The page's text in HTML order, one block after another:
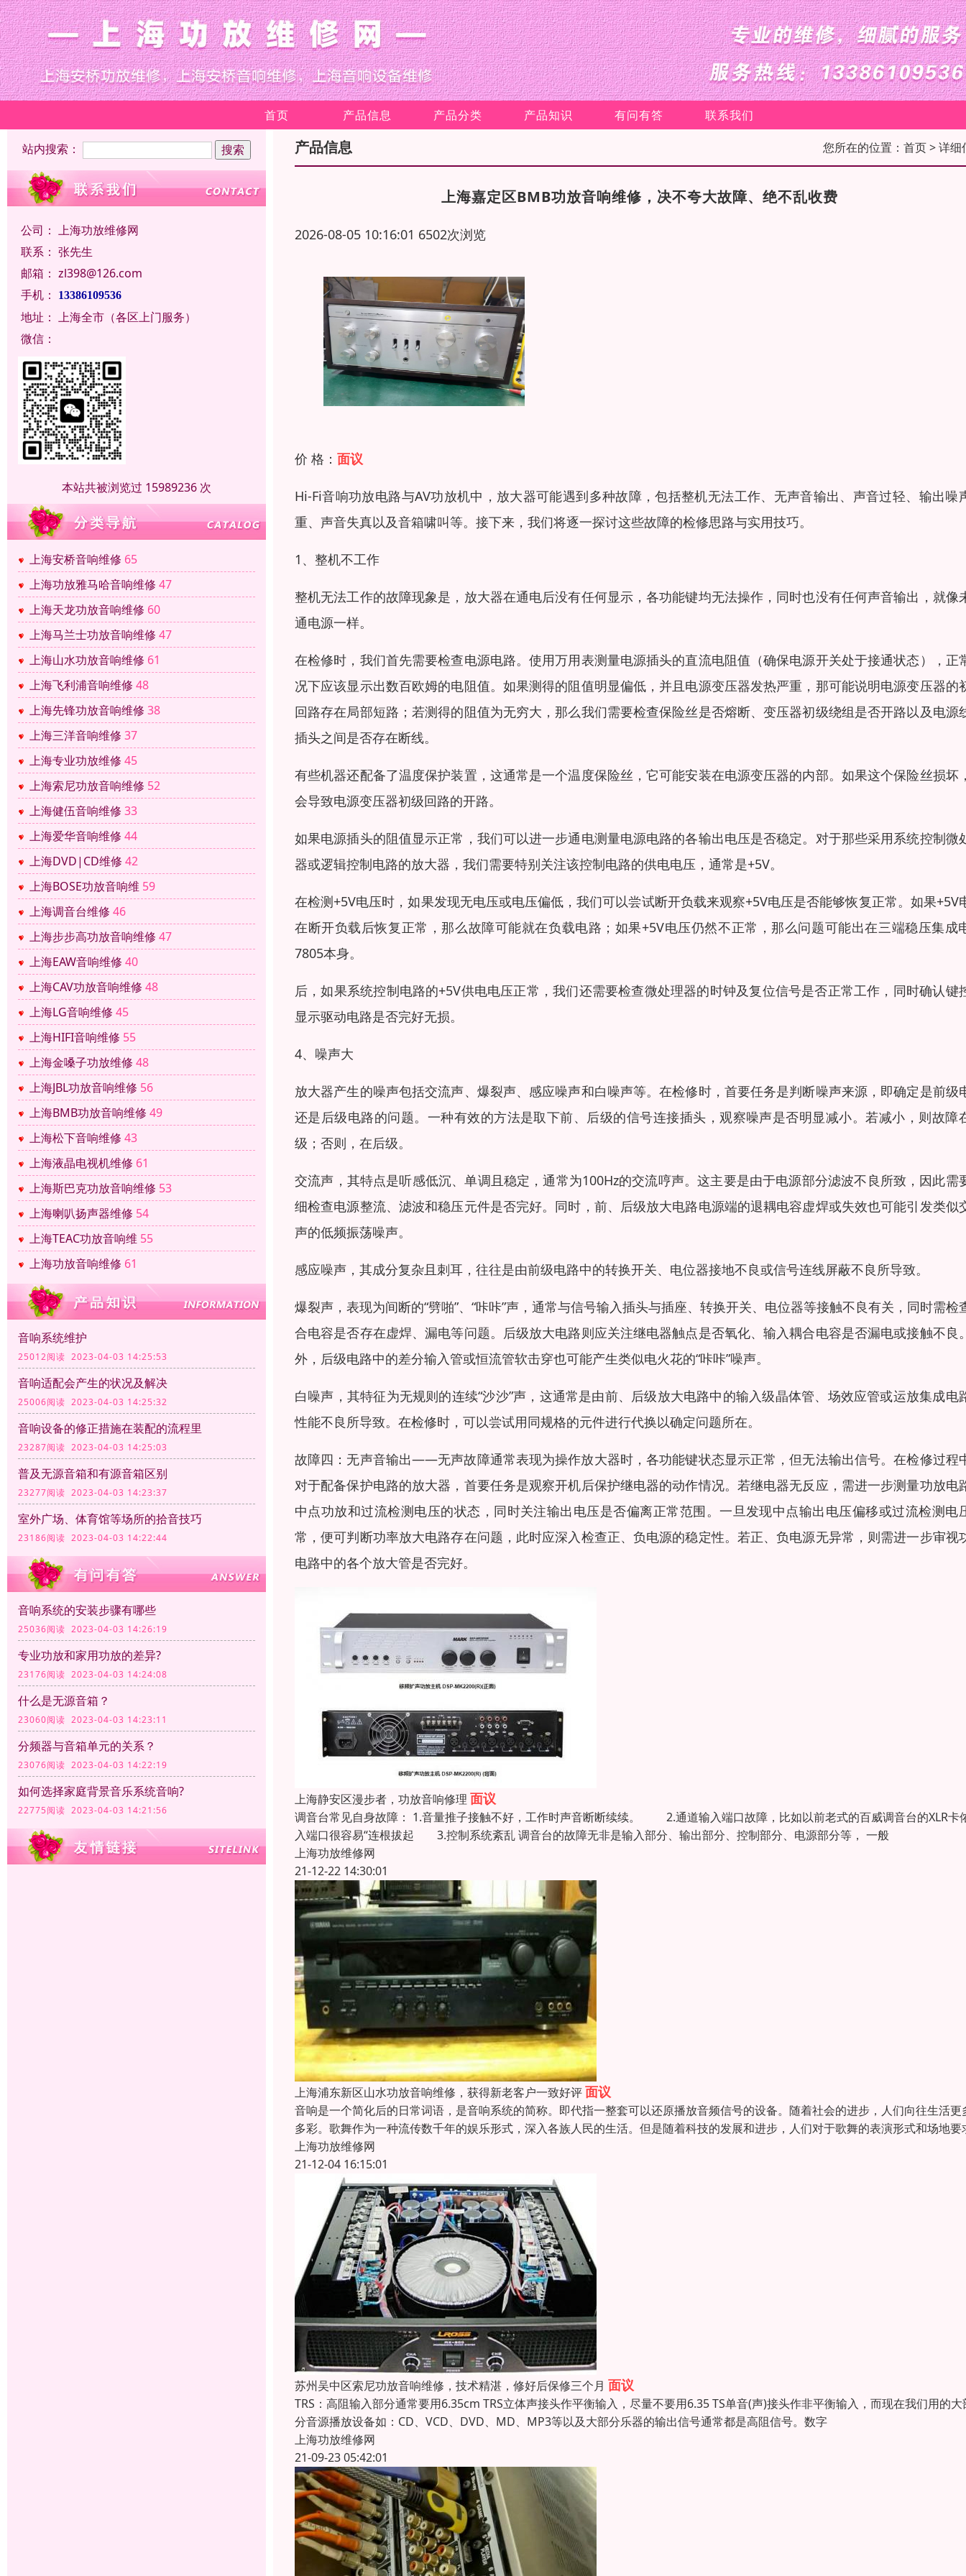
首页 产品信息 产品分类 产品知识 有问有答 联系我们
站内搜索：
公司： 上海功放维修网
联系： 张先生
邮箱： zl398@126.com
手机：
13386109536
地址： 上海全市（各区上门服务）
微信：
本站共被浏览过 15989236 次
上海安桥音响维修 65
上海功放雅马哈音响维修 47
上海天龙功放音响维修 60
上海马兰士功放音响维修 47
上海山水功放音响维修 61
上海飞利浦音响维修 48
上海先锋功放音响维修 38
上海三洋音响维修 37
上海专业功放维修 45
上海索尼功放音响维修 52
上海健伍音响维修 33
上海爱华音响维修 44
上海DVD|CD维修 42
上海BOSE功放音响维 59
上海调音台维修 46
上海步步高功放音响维修 47
上海EAW音响维修 40
上海CAV功放音响维修 48
上海LG音响维修 45
上海HIFI音响维修 55
上海金嗓子功放维修 48
上海JBL功放音响维修 56
上海BMB功放音响维修 49
上海松下音响维修 43
上海液晶电视机维修 61
上海斯巴克功放音响维修 53
上海喇叭扬声器维修 54
上海TEAC功放音响维 55
上海功放音响维修 61
音响系统维护
25012阅读 2023-04-03 14:25:53
音响适配会产生的状况及解决
25006阅读 2023-04-03 14:25:32
音响设备的修正措施在装配的流程里
23287阅读 2023-04-03 14:25:03
普及无源音箱和有源音箱区别
23277阅读 2023-04-03 14:23:37
室外广场、体育馆等场所的拾音技巧
23186阅读 2023-04-03 14:22:44
音响系统的安装步骤有哪些
25036阅读 2023-04-03 14:26:19
专业功放和家用功放的差异?
23176阅读 2023-04-03 14:24:08
什么是无源音箱？
23060阅读 2023-04-03 14:23:11
分频器与音箱单元的关系？
23076阅读 2023-04-03 14:22:19
如何选择家庭背景音乐系统音响?
22775阅读 2023-04-03 14:21:56
产品信息 您所在的位置： 首页> 详细
上海嘉定区BMB功放音响维修，决不夸大故障、绝不乱收费
2026-08-05 10:16:01 6502次浏览
价 格： 面议
Hi-Fi音响功放电路与AV功放机中，放大器可能遇到多种故障，包括整机无法工作、无声音输出、声音过轻、输出噪
重、声音失真以及音箱啸叫等。接下来，我们将逐一探讨这些故障的检修思路与实用技巧。
1、整机不工作
整机无法工作的故障现象是，放大器在通电后没有任何显示，各功能键均无法操作，同时也没有任何声音输出，就像
通电源一样。
在检修时，我们首先需要检查电源电路。使用万用表测量电源插头的直流电阻值（确保电源开关处于接通状态），正
况下应该显示出数百欧姆的电阻值。如果测得的阻值明显偏低，并且电源变压器发热严重，那可能说明电源变压器的
回路存在局部短路；若测得的阻值为无穷大，那么我们需要检查保险丝是否熔断、变压器初级绕组是否开路以及电源
插头之间是否存在断线。
有些机器还配备了温度保护装置，这通常是一个温度保险丝，它可能安装在电源变压器的内部。如果这个保险丝损坏
会导致电源变压器初级回路的开路。
如果电源插头的阻值显示正常，我们可以进一步通电测量电源电路的各输出电压是否稳定。对于那些采用系统控制微
器或逻辑控制电路的放大器，我们需要特别关注该控制电路的供电电压，通常是+5V。
在检测+5V电压时，如果发现无电压或电压偏低，我们可以尝试断开负载来观察+5V电压是否能够恢复正常。如果+5V
在断开负载后恢复正常，那么故障可能就在负载电路；如果+5V电压仍然不正常，那么问题可能出在三端稳压集成
7805本身。
后，如果系统控制电路的+5V供电电压正常，我们还需要检查微处理器的时钟及复位信号是否正常工作，同时确认键
显示驱动电路是否完好无损。
4、噪声大
放大器产生的噪声包括交流声、爆裂声、感应噪声和白噪声等。在检修时，首要任务是判断噪声来源，即确定是前级
还是后级电路的问题。一种有效的方法是取下前、后级的信号连接插头，观察噪声是否明显减小。若减小，则故障
级；否则，在后级。
交流声，其特点是听感低沉、单调且稳定，通常为100Hz的交流哼声。这主要是由于电源部分滤波不良所致，因此需
细检查电源整流、滤波和稳压元件是否完好。同时，前、后级放大电路电源端的退耦电容虚焊或失效也可能引发类似
声的低频振荡噪声。
感应噪声，其成分复杂且刺耳，往往是由前级电路中的转换开关、电位器接地不良或信号连线屏蔽不良所导致。
爆裂声，表现为间断的“劈啪”、“咔咔”声，通常与信号输入插头与插座、转换开关、电位器等接触不良有关，同时需检
合电容是否存在虚焊、漏电等问题。后级放大电路则应关注继电器触点是否氧化、输入耦合电容是否漏电或接触不良
外，后级电路中的差分输入管或恒流管软击穿也可能产生类似电火花的“咔咔”噪声。
白噪声，其特征为无规则的连续“沙沙”声，这通常是由前、后级放大电路中的输入级晶体管、场效应管或运放集成电
性能不良所导致。在检修时，可以尝试用同规格的元件进行代换以确定问题所在。
故障四：无声音输出——无声故障通常表现为操作放大器时，各功能键状态显示正常，但无法输出信号。在检修过程
对于配备保护电路的放大器，首要任务是观察开机后保护继电器的动作情况。若继电器无反应，需进一步测量功放电
中点功放和过流检测电压的状态，同时关注输出电压是否偏离正常范围。一旦发现中点输出电压偏移或过流检测电
常，便可判断功率放大电路存在问题，此时应深入检查正、负电源的稳定性。若正、负电源无异常，则需进一步审视
电路中的各个放大管是否完好。
上海静安区漫步者，功放音响修理 面议
调音台常见自身故障： 1.音量推子接触不好，工作时声音断断续续。 2.通道输入端口故障，比如以前老式的百威调音台的XLR卡
入端口很容易“连根拔起 3.控制系统紊乱 调音台的故障无非是输入部分、输出部分、控制部分、电源部分等， 一般
上海功放维修网
21-12-22 14:30:01
上海浦东新区山水功放音响维修，获得新老客户一致好评面议
音响是一个简化后的日常词语，是音响系统的简称。即代指一整套可以还原播放音频信号的设备。随着社会的进步，人们向往生活更
多彩。歌舞作为一种流传数千年的娱乐形式，深入各族人民的生活。但是随着科技的发展和进步，人们对于歌舞的表演形式和场地要
上海功放维修网
21-12-04 16:15:01
苏州吴中区索尼功放音响维修，技术精湛，修好后保修三个月 面议
TRS：高阻输入部分通常要用6.35cm TRS立体声接头作平衡输入，尽量不要用6.35 TS单音(声)接头作非平衡输入，而现在我们用的大
分音源播放设备如：CD、VCD、DVD、MD、MP3等以及大部分乐器的输出信号通常都是高阻信号。数字
上海功放维修网
21-09-23 05:42:01